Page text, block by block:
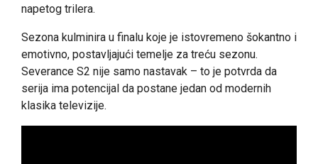
napetog trilera.
Sezona kulminira u finalu koje je istovremeno šokantno i
emotivno, postavljajući temelje za treću sezonu.
Severance S2 nije samo nastavak – to je potvrda da
serija ima potencijal da postane jedan od modernih
klasika televizije.